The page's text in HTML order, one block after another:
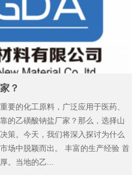
？
要的化工原料，广泛应用于医药、
的乙磺酸钠盐厂家？那么，选择山
策。今天，我们将深入探讨为什么
场中脱颖而出。 丰富的生产经验 首
。当地的乙...